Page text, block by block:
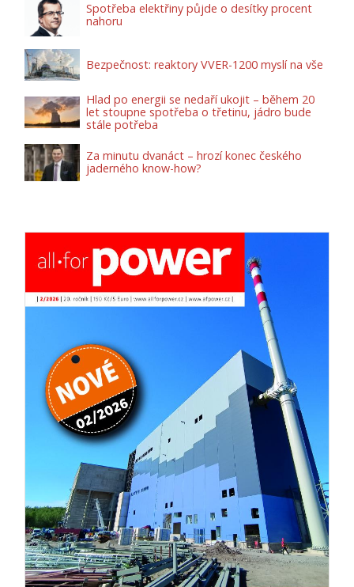
Spotřeba elektřiny půjde o desítky procent
nahoru
Bezpečnost: reaktory VVER-1200 myslí na vše
Hlad po energii se nedaří ukojit – během 20
let stoupne spotřeba o třetinu, jádro bude
stále potřeba
Za minutu dvanáct – hrozí konec českého
jaderného know-how?